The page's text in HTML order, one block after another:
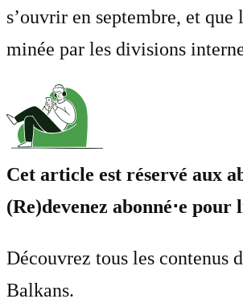
s’ouvrir en septembre, et
minée par les divisions
Cet article est réservé aux
(Re)devenez abonné⋅e pour
Découvrez tous les contenus
Balkans.